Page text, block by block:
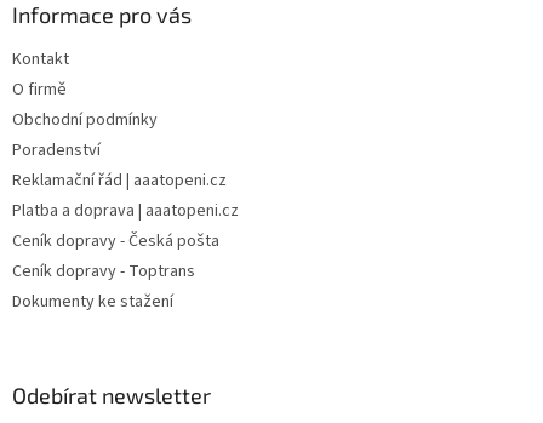
Informace pro vás
Kontakt
O firmě
Obchodní podmínky
Poradenství
Reklamační řád | aaatopeni.cz
Platba a doprava | aaatopeni.cz
Ceník dopravy - Česká pošta
Ceník dopravy - Toptrans
Dokumenty ke stažení
Odebírat newsletter